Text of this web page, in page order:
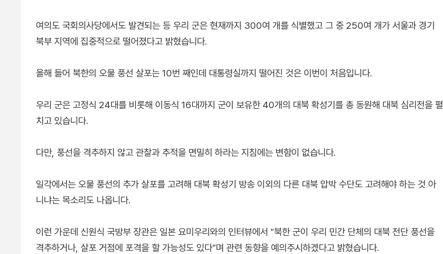
여의도 국회의사당에서도 발견되는 등 우리 군은 현재까지 300여 개를 식별했고 그 중 250여 개가 서울과 경기
북부 지역에 집중적으로 떨어졌다고 밝혔습니다.
올해 들어 북한의 오물 풍선 살포는 10번 째인데 대통령실까지 떨어진 것은 이번이 처음입니다.
우리 군은 고정식 24대를 비롯해 이동식 16대까지 군이 보유한 40개의 대북 확성기를 총 동원해 대북 심리전을 펼
치고 있습니다.
다만, 풍선을 격추하지 않고 관찰과 추적을 면밀히 하라는 지침에는 변함이 없습니다.
일각에서는 오물 풍선의 추가 살포를 고려해 대북 확성기 방송 이외의 다른 대북 압박 수단도 고려해야 하는 것 아
니냐는 목소리도 나옵니다.
이런 가운데 신원식 국방부 장관은 일본 요미우리와의 인터뷰에서 "북한 군이 우리 민간 단체의 대북 전단 풍선을
격추하거나, 살포 거점에 포격을 할 가능성도 있다"며 관련 동향을 예의주시하겠다고 밝혔습니다.